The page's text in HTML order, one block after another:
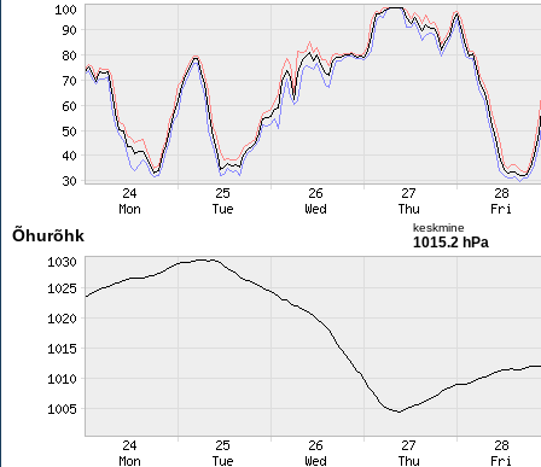
Õhurõhk keskmine
1015.2 hPa